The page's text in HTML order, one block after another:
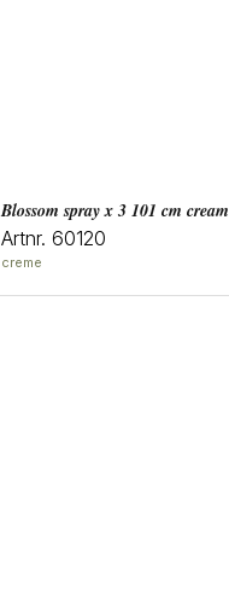
blossom spray x 3 101 cm cream
Artnr. 60120
creme